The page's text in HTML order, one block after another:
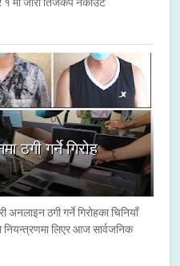
ठगी गर्ने गिरोह
ठगी गर्ने गिरोहका चिनियाँ
नियन्त्रणमा लिएर आज सार्वजनिक